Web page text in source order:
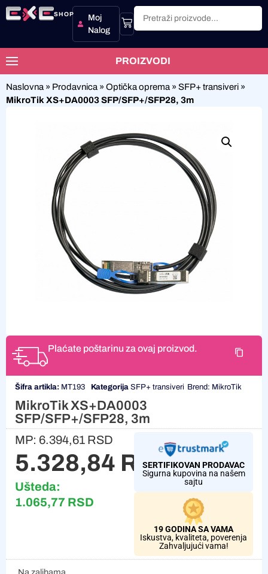
SHOP
Moj
Nalog
PROIZVODI
Naslovna » Prodavnica » Optička oprema » SFP+ transiveri »
MikroTik XS+DA0003 SFP/SFP+/SFP28, 3m
Plaćate poštarinu za ovaj proizvod.
Šifra artikla: MT193 Kategorija SFP+ transiveri Brend: MikroTik
MikroTik XS+DA0003
SFP/SFP+/SFP28, 3m
MP: 6.394,61 RSD
5.328,84 RSD
Ušteda:
1.065,77 RSD
SERTIFIKOVAN PRODAVAC
Sigurna kupovina na našem
sajtu
19 GODINA SA VAMA
Iskustva, kvaliteta, poverenja
Zahvaljujući vama!